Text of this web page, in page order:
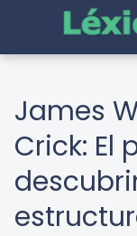
James
Crick: El